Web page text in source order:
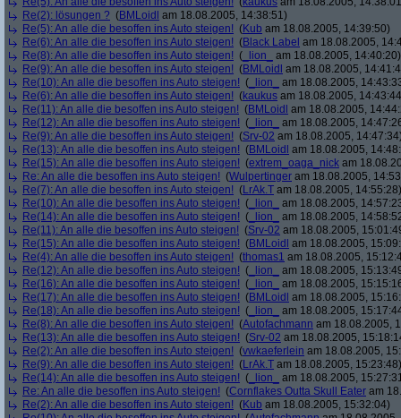
Re(2): lösungen ? (BMLoidl am 18.08.2005, 14:38:51)
Re(5): An alle die besoffen ins Auto steigen! (Kub am 18.08.2005, 14:39:50)
Re(6): An alle die besoffen ins Auto steigen! (Black Label am 18.08.2005,
Re(8): An alle die besoffen ins Auto steigen! ( _lion_
am 18.08.2005, 14:40:20)
Re(9): An alle die besoffen ins Auto steigen! (BMLoidl am 18.08.2005,
Re(10): An alle die besoffen ins Auto steigen! ( _lion_
am 18.08.2005,
Re(6): An alle die besoffen ins Auto steigen! (kaukus am 18.08.2005,
Re(11): An alle die besoffen ins Auto steigen! (BMLoidl am 18.08.2005,
Re(12): An alle die besoffen ins Auto steigen! ( _lion_
am 18.08.2005,
Re(9): An alle die besoffen ins Auto steigen! (Srv-02 am 18.08.2005,
Re(13): An alle die besoffen ins Auto steigen! (BMLoidl am 18.08.2005,
Re(15): An alle die besoffen ins Auto steigen! (extrem_oaga_nick am
Re: An alle die besoffen ins Auto steigen! (Wulpertinger am 18.08.2005,
Re(7): An alle die besoffen ins Auto steigen! (LrAk.T am 18.08.2005, 14:55:28)
Re(10): An alle die besoffen ins Auto steigen! ( _lion_
am 18.08.2005,
Re(14): An alle die besoffen ins Auto steigen! ( _lion_
am 18.08.2005,
Re(11): An alle die besoffen ins Auto steigen! (Srv-02 am 18.08.2005,
Re(15): An alle die besoffen ins Auto steigen! (BMLoidl am 18.08.2005,
Re(4): An alle die besoffen ins Auto steigen! (thomas1 am 18.08.2005,
Re(12): An alle die besoffen ins Auto steigen! ( _lion_
am 18.08.2005,
Re(16): An alle die besoffen ins Auto steigen! ( _lion_
am 18.08.2005,
Re(17): An alle die besoffen ins Auto steigen! (BMLoidl am 18.08.2005,
Re(18): An alle die besoffen ins Auto steigen! ( _lion_
am 18.08.2005,
Re(8): An alle die besoffen ins Auto steigen! (Autofachmann am 18.08.2005,
Re(13): An alle die besoffen ins Auto steigen! (Srv-02 am 18.08.2005,
Re(2): An alle die besoffen ins Auto steigen! (vwkaeferlein am 18.08.2005,
Re(9): An alle die besoffen ins Auto steigen! (LrAk.T am 18.08.2005, 15:23:48)
Re(14): An alle die besoffen ins Auto steigen! ( _lion_
am 18.08.2005,
Re: An alle die besoffen ins Auto steigen! (Cornflakes Outta Skull Eater am
Re(2): An alle die besoffen ins Auto steigen! (Kub am 18.08.2005, 15:32:04)